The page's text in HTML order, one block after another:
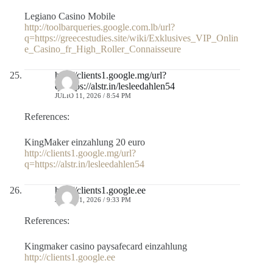
Legiano Casino Mobile
http://toolbarqueries.google.com.lb/url?
q=https://greecestudies.site/wiki/Exklusives_VIP_Onlin
e_Casino_fr_High_Roller_Connaisseure
http://clients1.google.mg/url?
q=https://alstr.in/lesleedahlen54
JULIO 11, 2026 / 8:54 PM
References:
KingMaker einzahlung 20 euro
http://clients1.google.mg/url?
q=https://alstr.in/lesleedahlen54
http://clients1.google.ee
JULIO 11, 2026 / 9:33 PM
References:
Kingmaker casino paysafecard einzahlung
http://clients1.google.ee